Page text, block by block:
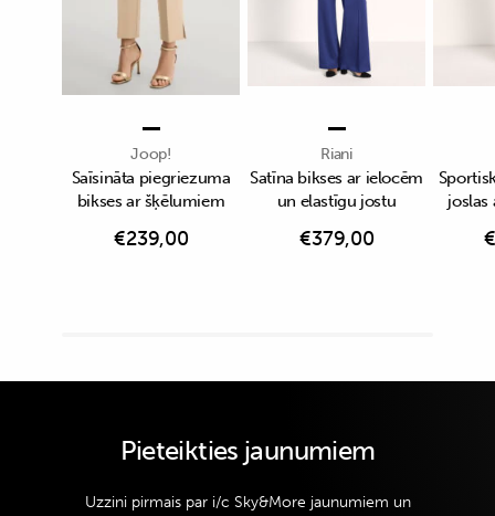
Joop!
Saīsināta piegriezuma
bikses ar šķēlumiem
€239,00
Riani
Satīna bikses ar ielocēm
un elastīgu jostu
€379,00
joslas
€
Pieteikties jaunumiem
Uzzini pirmais par i/c Sky&More jaunumiem un